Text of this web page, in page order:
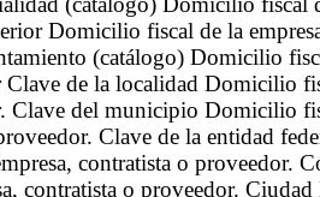
Domicilio fiscal de la
(catálogo) Domicilio
de la localidad Domicilio
Clave del municipio Domicilio
Clave de la entidad
contratista o proveedor.
contratista o proveedor.